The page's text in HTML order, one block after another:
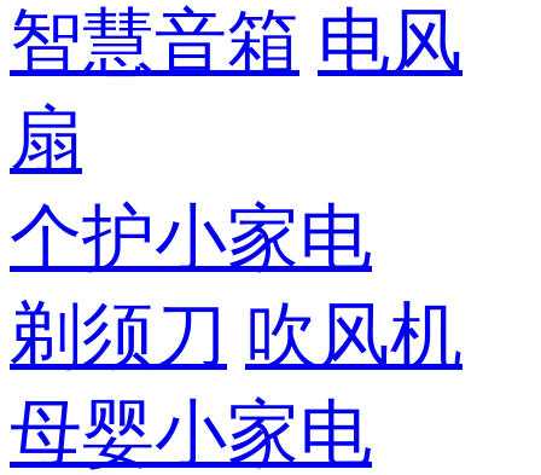
智慧音箱 电风
扇
个护小家电
剃须刀 吹风机
母婴小家电